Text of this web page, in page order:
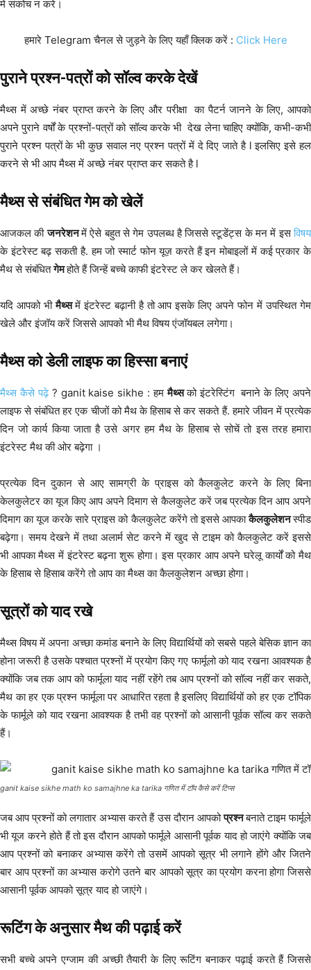
में संकोच न करें।
हमारे Telegram चैनल से जुड़ने के लिए यहाँ क्लिक करें : Click Here
पुराने प्रश्न-पत्रों को सॉल्व करके देखें
मैथ्स में अच्छे नंबर प्राप्त करने के लिए और परीक्षा का पैटर्न जानने के लिए, आपको
अपने पुराने वर्षों के प्रश्नों-पत्रों को सॉल्व करके भी देख लेना चाहिए क्योंकि, कभी-कभी
पुराने प्रश्न पत्रों के भी कुछ सवाल नए प्रश्न पत्रों में दे दिए जाते है l इलसिए इसे हल
करने से भी आप मैथ्स में अच्छे नंबर प्राप्त कर सकते है l
मैथ्स से संबंधित गेम को खेलें
आजकल कीजनरेशनमें ऐसे बहुत से गेम उपलब्ध है जिससे स्टूडेंट्स के मन में इसविषय
के इंटरेस्ट बढ़ सकती है. हम जो स्मार्ट फोन यूज़ करते हैं इन मोबाइलों में कई प्रकार के
मैथ से संबंधितगेमहोते हैं जिन्हें बच्चे काफी इंटरेस्ट ले कर खेलते हैं।
यदि आपको भीमैथ्समें इंटरेस्ट बढ़ानी है तो आप इसके लिए अपने फोन में उपस्थित गेम
खेले और इंजॉय करें जिससे आपको भी मैथ विषय एंजॉयबल लगेगा।
मैथ्स को डेली लाइफ का हिस्सा बनाएं
मैथ्स कैसे पढ़े? ganit kaise sikhe : हममैथ्सको इंटरेस्टिंग बनाने के लिए अपने
लाइफ से संबंधित हर एक चीजों को मैथ के हिसाब से कर सकते हैं. हमारे जीवन में प्रत्येक
दिन जो कार्य किया जाता है उसे अगर हम मैथ के हिसाब से सोचें तो इस तरह हमारा
इंटरेस्ट मैथ की ओर बढ़ेगा ।
प्रत्येक दिन दुकान से आए सामग्री के प्राइस को कैलकुलेट करने के लिए बिना
केलकुलेटर का यूज किए आप अपने दिमाग से कैलकुलेट करें जब प्रत्येक दिन आप अपने
दिमाग का यूज करके सारे प्राइस को कैलकुलेट करेंगे तो इससे आपकाकैलकुलेशनस्पीड
बढ़ेगा। समय देखने में तथा अलार्म सेट करने में खुद से टाइम को कैलकुलेट करें इससे
भी आपका मैथ्स में इंटरेस्ट बढ़ना शुरू होगा। इस प्रकार आप अपने घरेलू कार्यों को मैथ
के हिसाब से हिसाब करेंगे तो आप का मैथ्स का कैलकुलेशन अच्छा होगा।
सूत्रों को याद रखे
मैथ्स विषय में अपना अच्छा कमांड बनाने के लिए विद्यार्थियों को सबसे पहले बेसिक ज्ञान का
होना जरूरी है उसके पश्चात प्रश्नों में प्रयोग किए गए फार्मूलो को याद रखना आवश्यक है
क्योंकि जब तक आप को फार्मूला याद नहीं रहेंगे तब आप प्रश्नों को सॉल्व नहीं कर सकते,
मैथ का हर एक प्रश्न फार्मूला पर आधारित रहता है इसलिए विद्यार्थियों को हर एक टॉपिक
के फार्मूले को याद रखना आवश्यक है तभी वह प्रश्नों को आसानी पूर्वक सॉल्व कर सकते
हैं।
ganit kaise sikhe math ko samajhne ka tarika गणित में टॉप कैसे करें टिप्स
जब आप प्रश्नों को लगातार अभ्यास करते हैं उस दौरान आपकोप्रश्नबनाते टाइम फार्मूले
भी यूज करने होते हैं तो इस दौरान आपको फार्मूले आसानी पूर्वक याद हो जाएंगे क्योंकि जब
आप प्रश्नों को बनाकर अभ्यास करेंगे तो उसमें आपको सूत्र भी लगाने होंगे और जितने
बार आप प्रश्नों का अभ्यास करोगे उतने बार आपको सूत्र का प्रयोग करना होगा जिससे
आसानी पूर्वक आपको सूत्र याद हो जाएंगे।
रूटिंग के अनुसार मैथ की पढ़ाई करें
सभी बच्चे अपने एग्जाम की अच्छी तैयारी के लिए रूटिंग बनाकर पढ़ाई करते हैं जिससे